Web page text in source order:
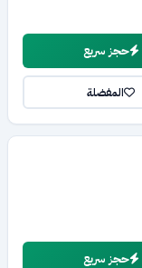
حجز سريع
المفضلة
حجز سريع